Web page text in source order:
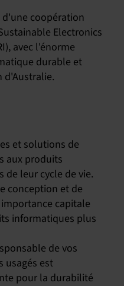
coopération
Electronics
avec l'énorme
durable et
d'Australie.
et solutions de
aux produits
de leur cycle de vie.
conception et de
capitale
informatiques plus
de vos
usagés est
pour la durabilité